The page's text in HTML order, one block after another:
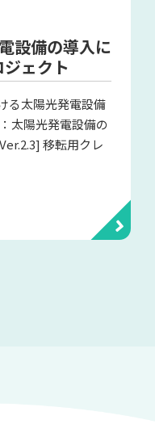
設備の導入に
ェクト
る太陽光発電設備
太陽光発電設備の
移転用クレ